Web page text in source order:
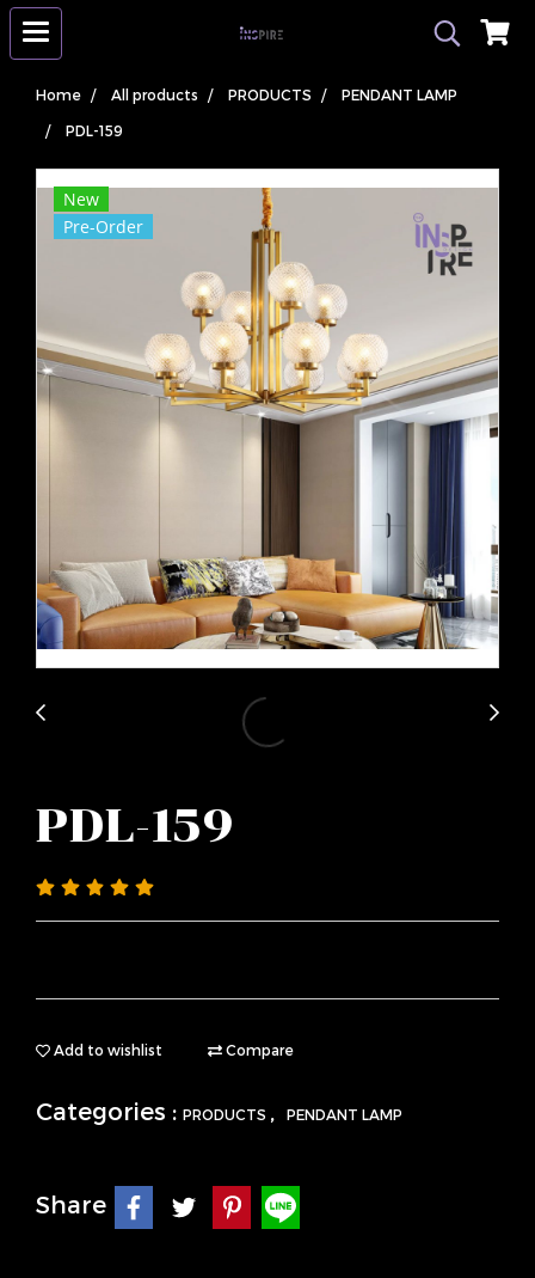
Home All products PRODUCTS PENDANT LAMP
PDL-159
New
Pre-Order
PDL-159
Add to wishlist Compare
Categories : PRODUCTS , PENDANT LAMP
Share